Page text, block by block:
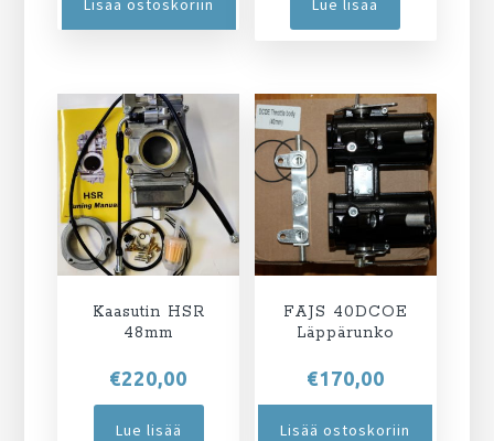
Lisää ostoskoriin Lue lisää
Kaasutin HSR
48mm
€220,00
Lue lisää
FAJS 40DCOE
Läppärunko
€170,00
Lisää ostoskoriin